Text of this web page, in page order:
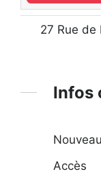
27 Rue de
Infos
Nouveau
Accès